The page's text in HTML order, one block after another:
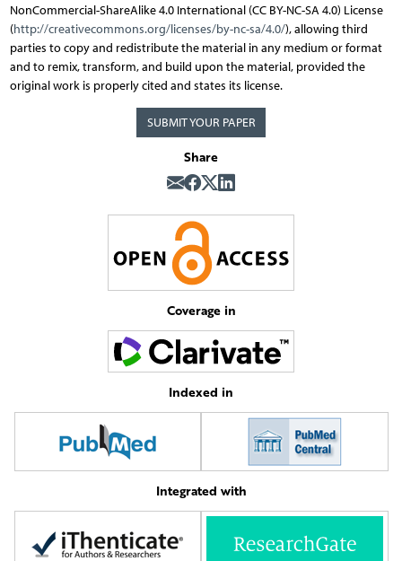
NonCommercial-ShareAlike 4.0 International (CC BY-NC-SA 4.0) License
(http://creativecommons.org/licenses/by-nc-sa/4.0/), allowing third
parties to copy and redistribute the material in any medium or format
and to remix, transform, and build upon the material, provided the
original work is properly cited and states its license.
SUBMIT YOUR PAPER
Share
Coverage in
Indexed in
Integrated with